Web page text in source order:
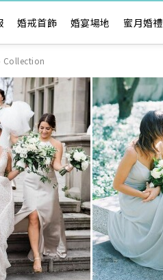
婚戒首飾 婚宴場地 蜜月婚禮
Collection